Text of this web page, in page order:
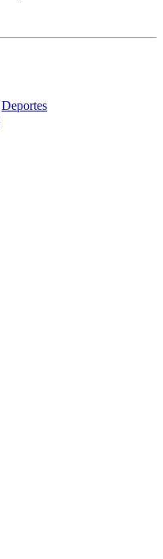
Deportes